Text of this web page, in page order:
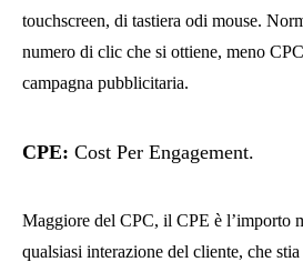
touchscreen, di tastiera odi mouse.
numero di clic che si ottiene, meno
campagna pubblicitaria.
CPE: Cost Per Engagement.
Maggiore del CPC, il CPE è l’importo
qualsiasi interazione del cliente, che